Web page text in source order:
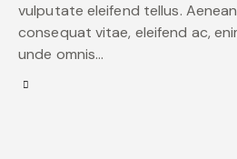
vulputate eleifend tellus.
consequat vitae, eleifend ac,
unde omnis…